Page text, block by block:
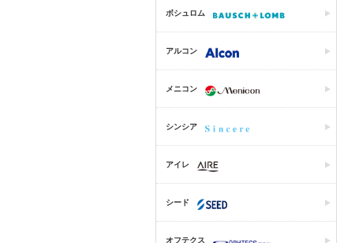
ボシュロム
アルコン
メニコン
シンシア
アイレ
シード
オフテクス